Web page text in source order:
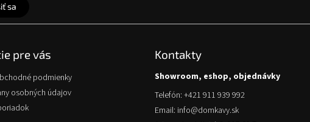
sa
pre vás
podmienky
osobných údajov
Kontakty
Showroom, eshop, objednávky
Telefón: +421 911 939 992
Email: info@domkavy.sk